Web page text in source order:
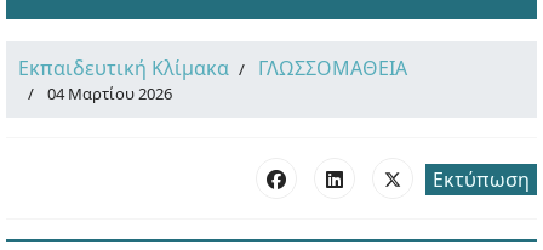
Εκπαιδευτική Κλίμακα ΓΛΩΣΣΟΜΑΘΕΙΑ
04 Μαρτίου 2026
Εκτύπωση